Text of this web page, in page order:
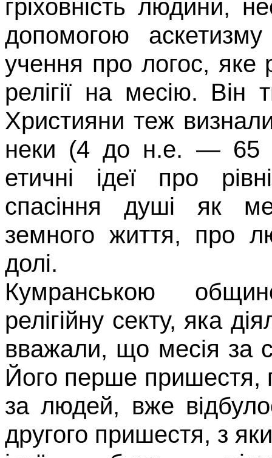
гріховність лю­дини,
допомогою
учення про логос, яке
релігії на месію.
Християни теж
неки (4до н.е. — 65
етичні ідеї про р
спасіння душі як
земного життя, про
долі.
Кумранською
релігійну секту, яка
вважали, що месія за
Його перше прише­стя,
за людей, вже
другого пришестя, з